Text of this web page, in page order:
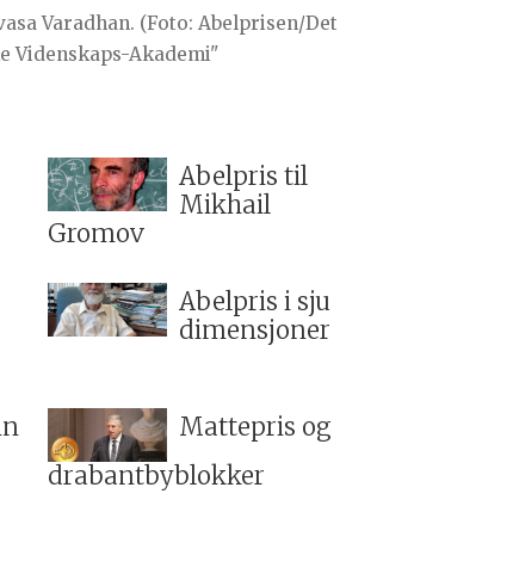
Varadhan. (Foto: Abelprisen/Det
Videnskaps-Akademi"
Abelpris til
Mikhail
Gromov
Abelpris i sju
dimensjoner
Mattepris og
drabantbyblokker